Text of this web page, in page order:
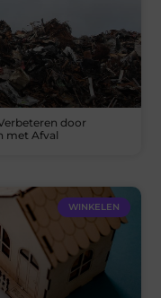
door
met Afval
WINKELEN